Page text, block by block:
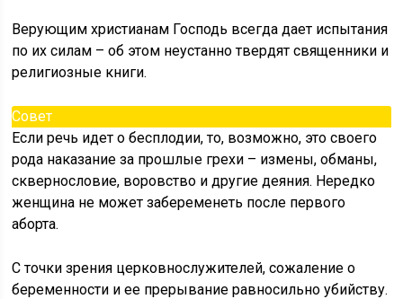
Верующим христианам Господь всегда дает испытания
по их силам – об этом неустанно твердят священники и
религиозные книги.
Совет
Если речь идет о бесплодии, то, возможно, это своего
рода наказание за прошлые грехи – измены, обманы,
сквернословие, воровство и другие деяния. Нередко
женщина не может забеременеть после первого
аборта.
С точки зрения церковнослужителей, сожаление о
беременности и ее прерывание равносильно убийству.